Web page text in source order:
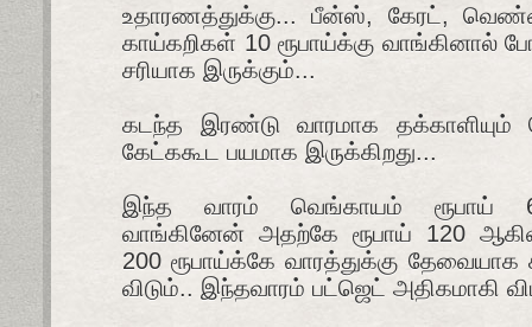
உதாரணத்துக்கு... பீன்ஸ், கேரட்,
காய்கறிகள் 10 ரூபாய்க்கு வாங்கினால்
சரியாக இருக்கும்...
கடந்த இரண்டு வாரமாக தக்காளியும்
கேட்ககூட பயமாக இருக்கிறது...
இந்த வாரம் வெங்காயம் ரூபாய்
வாங்கினேன் அதற்கே ரூபாய் 120
200 ரூபாய்க்கே வாரத்துக்கு தேவையாக
விடும்.. இந்தவாரம் பட்ஜெட் அதிகமாகி